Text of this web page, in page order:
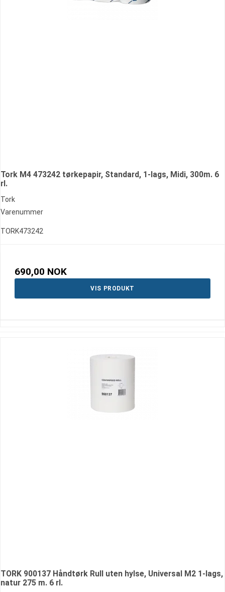
Tork M4 473242 tørkepapir, Standard, 1-lags, Midi, 300m. 6
rl.
Tork
Varenummer
TORK473242
690,00 NOK
VIS PRODUKT
TORK 900137 Håndtørk Rull uten hylse, Universal M2 1-lags,
natur 275 m. 6 rl.